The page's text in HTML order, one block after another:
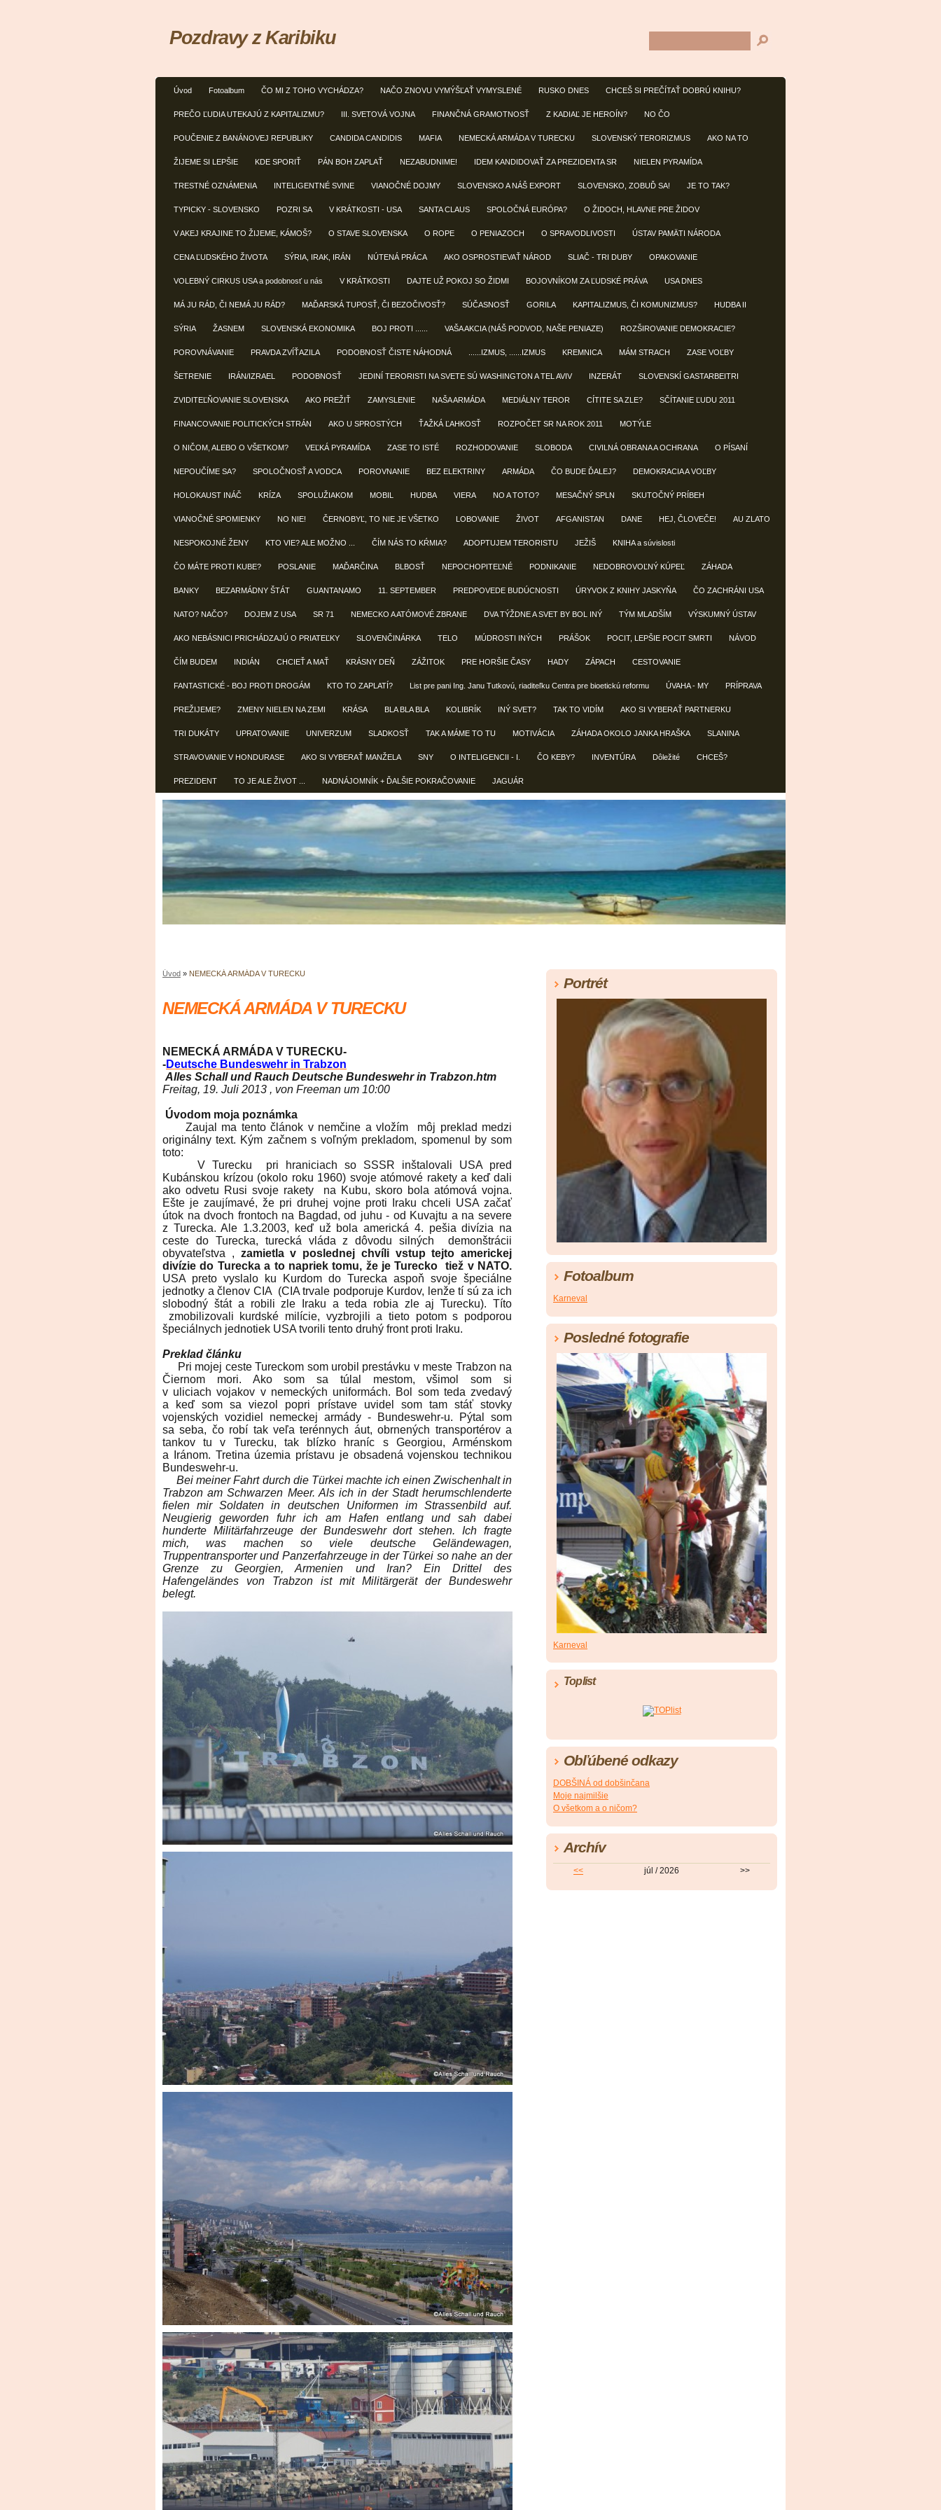
Úvod Fotoalbum ČO MI Z TOHO VYCHÁDZA? NAČO ZNOVU VYMÝŠĽAŤ VYMYSLENÉ RUSKO DNES CHCEŠ SI PREČÍTAŤ DOBRÚ KNIHU?
PREČO ĽUDIA UTEKAJÚ Z KAPITALIZMU? III. SVETOVÁ VOJNA FINANČNÁ GRAMOTNOSŤ Z KADIAĽ JE HEROÍN? NO ČO
POUČENIE Z BANÁNOVEJ REPUBLIKY CANDIDA CANDIDIS MAFIA NEMECKÁ ARMÁDA V TURECKU SLOVENSKÝ TERORIZMUS AKO NA TO
ŽIJEME SI LEPŠIE KDE SPORIŤ PÁN BOH ZAPLAŤ NEZABUDNIME! IDEM KANDIDOVAŤ ZA PREZIDENTA SR NIELEN PYRAMÍDA
TRESTNÉ OZNÁMENIA INTELIGENTNÉ SVINE VIANOČNÉ DOJMY SLOVENSKO A NÁŠ EXPORT SLOVENSKO, ZOBUĎ SA! JE TO TAK?
TYPICKY - SLOVENSKO POZRI SA V KRÁTKOSTI - USA SANTA CLAUS SPOLOČNÁ EURÓPA? O ŽIDOCH, HLAVNE PRE ŽIDOV
V AKEJ KRAJINE TO ŽIJEME, KÁMOŠ? O STAVE SLOVENSKA O ROPE O PENIAZOCH O SPRAVODLIVOSTI ÚSTAV PAMÄTI NÁRODA
CENA ĽUDSKÉHO ŽIVOTA SÝRIA, IRAK, IRÁN NÚTENÁ PRÁCA AKO OSPROSTIEVAŤ NÁROD SLIAČ - TRI DUBY OPAKOVANIE
VOLEBNÝ CIRKUS USA a podobnosť u nás V KRÁTKOSTI DAJTE UŽ POKOJ SO ŽIDMI BOJOVNÍKOM ZA ĽUDSKÉ PRÁVA USA DNES
MÁ JU RÁD, ČI NEMÁ JU RÁD? MAĎARSKÁ TUPOSŤ, ČI BEZOČIVOSŤ? SÚČASNOSŤ GORILA KAPITALIZMUS, ČI KOMUNIZMUS? HUDBA II
SÝRIA ŽASNEM SLOVENSKÁ EKONOMIKA BOJ PROTI ...... VAŠA AKCIA (NÁŠ PODVOD, NAŠE PENIAZE) ROZŠIROVANIE DEMOKRACIE?
POROVNÁVANIE PRAVDA ZVÍŤAZILA PODOBNOSŤ ČISTE NÁHODNÁ ......IZMUS, ......IZMUS KREMNICA MÁM STRACH ZASE VOĽBY
ŠETRENIE IRÁN/IZRAEL PODOBNOSŤ JEDINÍ TERORISTI NA SVETE SÚ WASHINGTON A TEL AVIV INZERÁT SLOVENSKÍ GASTARBEITRI
ZVIDITEĽŇOVANIE SLOVENSKA AKO PREŽIŤ ZAMYSLENIE NAŠA ARMÁDA MEDIÁLNY TEROR CÍTITE SA ZLE? SČÍTANIE ĽUDU 2011
FINANCOVANIE POLITICKÝCH STRÁN AKO U SPROSTÝCH ŤAŽKÁ ĽAHKOSŤ ROZPOČET SR NA ROK 2011 MOTÝLE
O NIČOM, ALEBO O VŠETKOM? VEĽKÁ PYRAMÍDA ZASE TO ISTÉ ROZHODOVANIE SLOBODA CIVILNÁ OBRANA A OCHRANA O PÍSANÍ
NEPOUČÍME SA? SPOLOČNOSŤ A VODCA POROVNANIE BEZ ELEKTRINY ARMÁDA ČO BUDE ĎALEJ? DEMOKRACIA A VOĽBY
HOLOKAUST INÁČ KRÍZA SPOLUŽIAKOM MOBIL HUDBA VIERA NO A TOTO? MESAČNÝ SPLN SKUTOČNÝ PRÍBEH
VIANOČNÉ SPOMIENKY NO NIE! ČERNOBYĽ, TO NIE JE VŠETKO LOBOVANIE ŽIVOT AFGANISTAN DANE HEJ, ČLOVEČE! AU ZLATO
NESPOKOJNÉ ŽENY KTO VIE? ALE MOŽNO ... ČÍM NÁS TO KŔMIA? ADOPTUJEM TERORISTU JEŽIŠ KNIHA a súvislosti
ČO MÁTE PROTI KUBE? POSLANIE MAĎARČINA BLBOSŤ NEPOCHOPITEĽNÉ PODNIKANIE NEDOBROVOĽNÝ KÚPEĽ ZÁHADA
BANKY BEZARMÁDNY ŠTÁT GUANTANAMO 11. SEPTEMBER PREDPOVEDE BUDÚCNOSTI ÚRYVOK Z KNIHY JASKYŇA ČO ZACHRÁNI USA
NATO? NAČO? DOJEM Z USA SR 71 NEMECKO A ATÓMOVÉ ZBRANE DVA TÝŽDNE A SVET BY BOL INÝ TÝM MLADŠÍM VÝSKUMNÝ ÚSTAV
AKO NEBÁSNICI PRICHÁDZAJÚ O PRIATEĽKY SLOVENČINÁRKA TELO MÚDROSTI INÝCH PRÁŠOK POCIT, LEPŠIE POCIT SMRTI NÁVOD
ČÍM BUDEM INDIÁN CHCIEŤ A MAŤ KRÁSNY DEŇ ZÁŽITOK PRE HORŠIE ČASY HADY ZÁPACH CESTOVANIE
FANTASTICKÉ - BOJ PROTI DROGÁM KTO TO ZAPLATÍ? List pre pani Ing. Janu Tutkovú, riaditeľku Centra pre bioetickú reformu ÚVAHA - MY PRÍPRAVA
PREŽIJEME? ZMENY NIELEN NA ZEMI KRÁSA BLA BLA BLA KOLIBRÍK INÝ SVET? TAK TO VIDÍM AKO SI VYBERAŤ PARTNERKU
TRI DUKÁTY UPRATOVANIE UNIVERZUM SLADKOSŤ TAK A MÁME TO TU MOTIVÁCIA ZÁHADA OKOLO JANKA HRAŠKA SLANINA
STRAVOVANIE V HONDURASE AKO SI VYBERAŤ MANŽELA SNY O INTELIGENCII - I. ČO KEBY? INVENTÚRA Dôležité CHCEŠ?
PREZIDENT TO JE ALE ŽIVOT ... NADNÁJOMNÍK + ĎALŠIE POKRAČOVANIE JAGUÁR
Pozdravy z Karibiku
Úvod » NEMECKÁ ARMÁDA V TURECKU
NEMECKÁ ARMÁDA V TURECKU
NEMECKÁ ARMÁDA V TURECKU-
-Deutsche Bundeswehr in Trabzon
Alles Schall und Rauch Deutsche Bundeswehr in Trabzon.htm
Freitag, 19. Juli 2013 , von Freeman um 10:00
Úvodom moja poznámka
Zaujal ma tento článok v nemčine a vložím môj preklad medzi
originálny text. Kým začnem s voľným prekladom, spomenul by som
toto:
V Turecku pri hraniciach so SSSR inštalovali USA pred
Kubánskou krízou (okolo roku 1960) svoje atómové rakety a keď dali
ako odvetu Rusi svoje rakety na Kubu, skoro bola atómová vojna.
Ešte je zaujímavé, že pri druhej vojne proti Iraku chceli USA začať
útok na dvoch frontoch na Bagdad, od juhu - od Kuvajtu a na severe
z Turecka. Ale 1.3.2003, keď už bola americká 4. pešia divízia na
ceste do Turecka, turecká vláda z dôvodu silných demonštrácii
obyvateľstva , zamietla v poslednej chvíli vstup tejto americkej
divízie do Turecka a to napriek tomu, že je Turecko tiež v NATO.
USA preto vyslalo ku Kurdom do Turecka aspoň svoje špeciálne
jednotky a členov CIA (CIA trvale podporuje Kurdov, lenže tí sú za ich
slobodný štát a robili zle Iraku a teda robia zle aj Turecku). Títo
zmobilizovali kurdské milície, vyzbrojili a tieto potom s podporou
špeciálnych jednotiek USA tvorili tento druhý front proti Iraku.
Preklad článku
Pri mojej ceste Tureckom som urobil prestávku v meste Trabzon na
Čiernom mori. Ako som sa túlal mestom, všimol som si
v uliciach vojakov v nemeckých uniformách. Bol som teda zvedavý
a keď som sa viezol popri prístave uvidel som tam stáť stovky
vojenských vozidiel nemeckej armády - Bundeswehr-u. Pýtal som
sa seba, čo robí tak veľa terénnych áut, obrnených transportérov a
tankov tu v Turecku, tak blízko hraníc s Georgiou, Arménskom
a Iránom. Tretina územia prístavu je obsadená vojenskou technikou
Bundeswehr-u.
Bei meiner Fahrt durch die Türkei machte ich einen Zwischenhalt in
Trabzon am Schwarzen Meer. Als ich in der Stadt herumschlenderte
fielen mir Soldaten in deutschen Uniformen im Strassenbild auf.
Neugierig geworden fuhr ich am Hafen entlang und sah dabei
hunderte Militärfahrzeuge der Bundeswehr dort stehen. Ich fragte
mich, was machen so viele deutsche Geländewagen,
Truppentransporter und Panzerfahrzeuge in der Türkei so nahe an der
Grenze zu Georgien, Armenien und Iran? Ein Drittel des
Hafengeländes von Trabzon ist mit Militärgerät der Bundeswehr
belegt.
Portrét
Fotoalbum
Karneval
Posledné fotografie
Karneval
Toplist
Obľúbené odkazy
DOBŠINÁ od dobšinčana
Moje najmilšie
O všetkom a o ničom?
Archív
<< júl / 2026 >>